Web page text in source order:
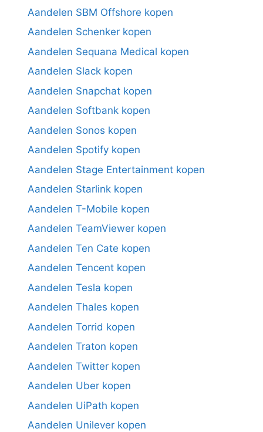
Aandelen SBM Offshore kopen
Aandelen Schenker kopen
Aandelen Sequana Medical kopen
Aandelen Slack kopen
Aandelen Snapchat kopen
Aandelen Softbank kopen
Aandelen Sonos kopen
Aandelen Spotify kopen
Aandelen Stage Entertainment kopen
Aandelen Starlink kopen
Aandelen T-Mobile kopen
Aandelen TeamViewer kopen
Aandelen Ten Cate kopen
Aandelen Tencent kopen
Aandelen Tesla kopen
Aandelen Thales kopen
Aandelen Torrid kopen
Aandelen Traton kopen
Aandelen Twitter kopen
Aandelen Uber kopen
Aandelen UiPath kopen
Aandelen Unilever kopen